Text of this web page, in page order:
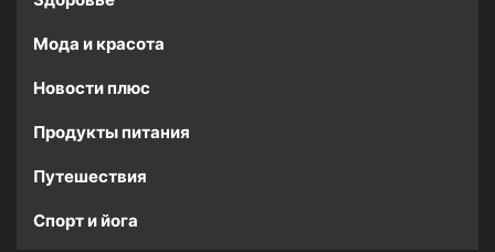
Мода и красота
Новости плюс
Продукты питания
Путешествия
Спорт и йога